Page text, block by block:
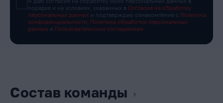
порядке и на условиях, указанных в Согласие на обработку
персональных данных и подтверждаю ознакомление с Политика
конфиденциальности
Политика обработки персональных
данных и Пользовательским соглашением
Состав команды